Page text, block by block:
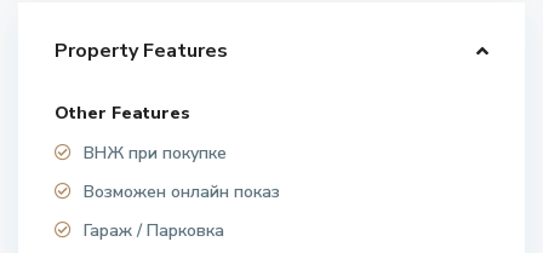
Property Features
Other Features
ВНЖ при покупке
Возможен онлайн показ
Гараж / Парковка